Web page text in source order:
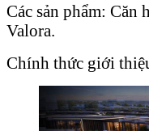
Các sản phẩm: Căn
Valora.
Chính thức giới